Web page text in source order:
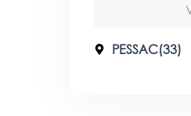
PESSAC(33)